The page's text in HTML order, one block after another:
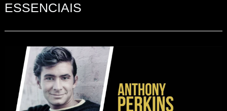
ESSENCIAIS